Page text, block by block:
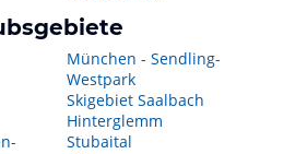
München - Sendling-
Westpark
Skigebiet Saalbach
Hinterglemm
Stubaital